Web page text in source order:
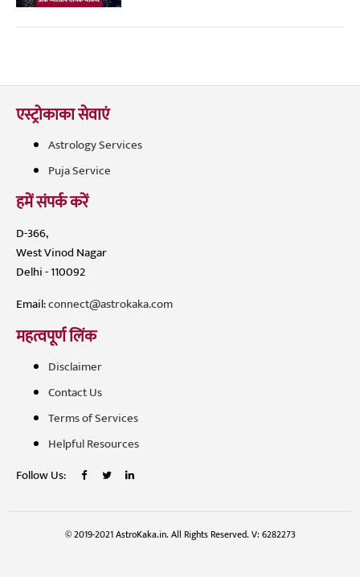
एस्ट्रोकाका सेवाएं
Astrology Services
Puja Service
हमें संपर्क करें
D-366,
West Vinod Nagar
Delhi - 110092
Email:connect@astrokaka.com
महत्वपूर्ण लिंक
Disclaimer
Contact Us
Terms of Services
Helpful Resources
Follow Us:
© 2019-2021 AstroKaka.in. All Rights Reserved. V: 6282273